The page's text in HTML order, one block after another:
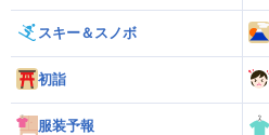
スキー＆スノボ
初詣
服装予報